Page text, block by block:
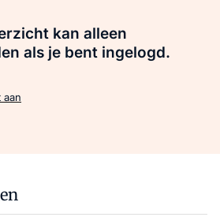
kan alleen
als je bent ingelogd.
aan